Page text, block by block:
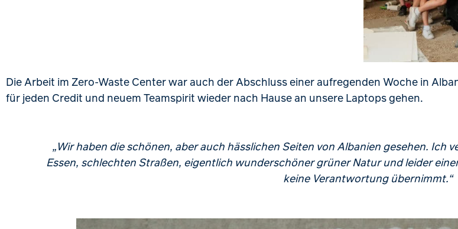
Die Arbeit im Zero-Waste Center war auch der Abschluss einer aufregenden Woche in
für jeden Credit und neuem Teamspirit wieder nach Hause an unsere Laptops gehen.
„Wir haben die schönen, aber auch hässlichen Seiten von Albanien gesehen.
Essen, schlechten Straßen, eigentlich wunderschöner grüner Natur und leider
keine Verantwortung übernimmt.“